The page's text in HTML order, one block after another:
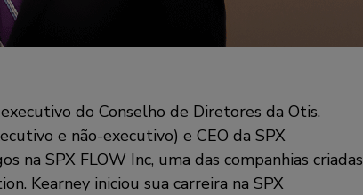
do Conselho de Diretores da Otis.
e não-executivo) e CEO da SPX
na SPX FLOW Inc, uma das companhias criadas
Kearney iniciou sua carreira na SPX